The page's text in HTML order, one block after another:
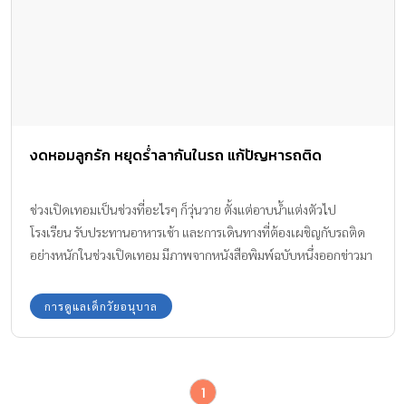
งดหอมลูกรัก หยุดร่ำลากันในรถ แก้ปัญหารถติด
ช่วงเปิดเทอมเป็นช่วงที่อะไรๆ ก็วุ่นวาย ตั้งแต่อาบน้ำแต่งตัวไป
โรงเรียน รับประทานอาหารเช้า และการเดินทางที่ต้องเผชิญกับรถติด
อย่างหนักในช่วงเปิดเทอม มีภาพจากหนังสือพิมพ์ฉบับหนึ่งออกข่าวมา
การดูแลเด็กวัยอนุบาล
1